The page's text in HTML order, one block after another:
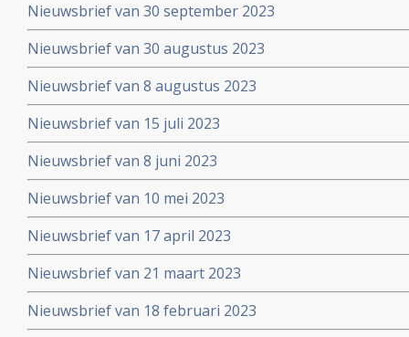
Nieuwsbrief van 30 september 2023
Nieuwsbrief van 30 augustus 2023
Nieuwsbrief van 8 augustus 2023
Nieuwsbrief van 15 juli 2023
Nieuwsbrief van 8 juni 2023
Nieuwsbrief van 10 mei 2023
Nieuwsbrief van 17 april 2023
Nieuwsbrief van 21 maart 2023
Nieuwsbrief van 18 februari 2023